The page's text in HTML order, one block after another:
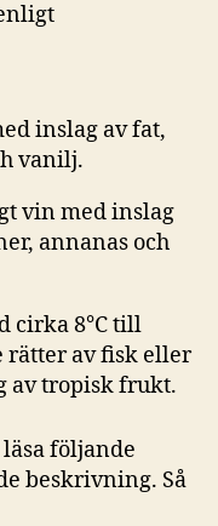
inslag av fat,
vanilj.
vin med inslag
annanas och
cirka 8°C till
rätter av fisk eller
av tropisk frukt.
följande
beskrivning. Så